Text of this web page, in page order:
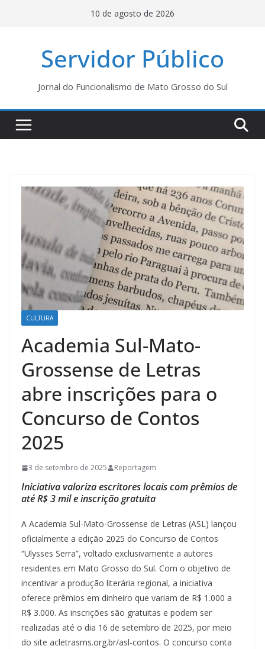
10 de agosto de 2026
Servidor Público
Jornal do Funcionalismo de Mato Grosso do Sul
CULTURA
Academia Sul-Mato-
Grossense de Letras
abre inscrições para o
Concurso de Contos
2025
3 de setembro de 2025 Reportagem
Iniciativa valoriza escritores locais com prêmios de
até R$ 3 mil e inscrição gratuita
A Academia Sul-Mato-Grossense de Letras (ASL) lançou
oficialmente a edição 2025 do Concurso de Contos
“Ulysses Serra”, voltado exclusivamente a autores
residentes em Mato Grosso do Sul. Com o objetivo de
incentivar a produção literária regional, a iniciativa
oferece prêmios em dinheiro que variam de R$ 1.000 a
R$ 3.000. As inscrições são gratuitas e podem ser
realizadas até o dia 16 de setembro de 2025, por meio
do site acletrasms.org.br/asl-contos. O concurso conta